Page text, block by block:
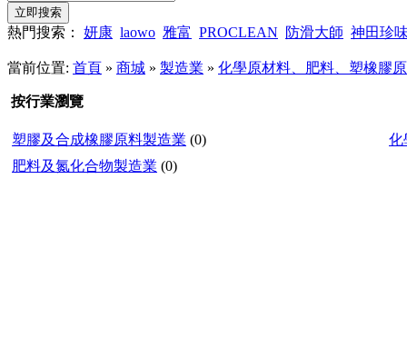
熱門搜索： 妍康 laowo 雅富 PROCLEAN 防滑大師 神田珍
當前位置: 首頁 » 商城 » 製造業 » 化學原材料、肥料、塑橡膠
按行業瀏覽
塑膠及合成橡膠原料製造業 (0)
化
肥料及氮化合物製造業 (0)